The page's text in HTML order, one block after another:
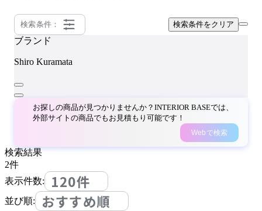
検索条件： 検索条件をクリア
ブランド
Shiro Kuramata
お探しの商品が見つかりませんか？INTERIOR BASEでは、
外部サイトの商品でもお見積もり可能です！
Webで検索
検索結果
2件
表示件数:
120件
並び順: おすすめ順